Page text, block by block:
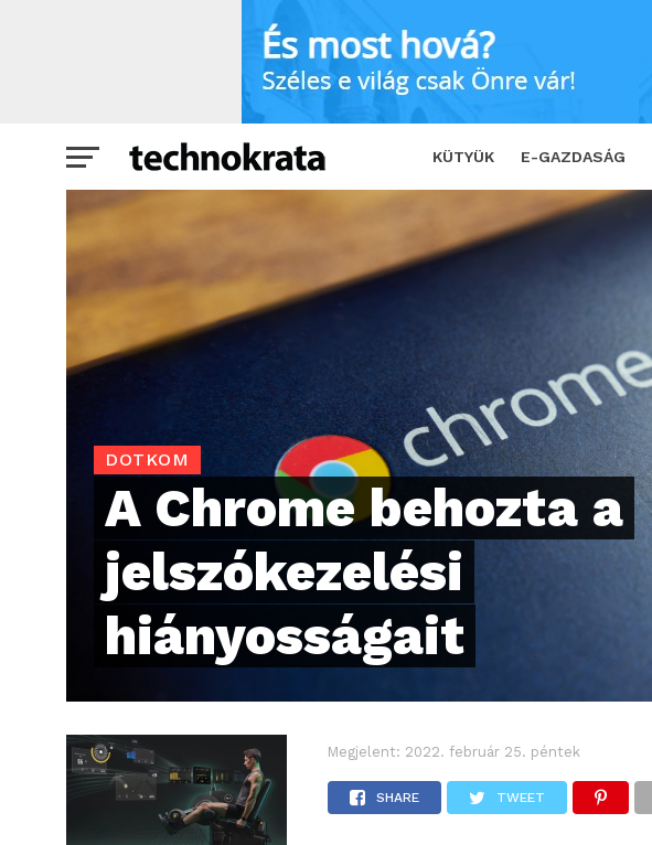
KÜTYÜK E-GAZDASÁG
A Chrome behozta a jelszókezelési hiányosságait
DOTKOM
A Chrome behozta a
jelszókezelési
hiányosságait
Megjelent: 2022. február 25. péntek
SHARE TWEET